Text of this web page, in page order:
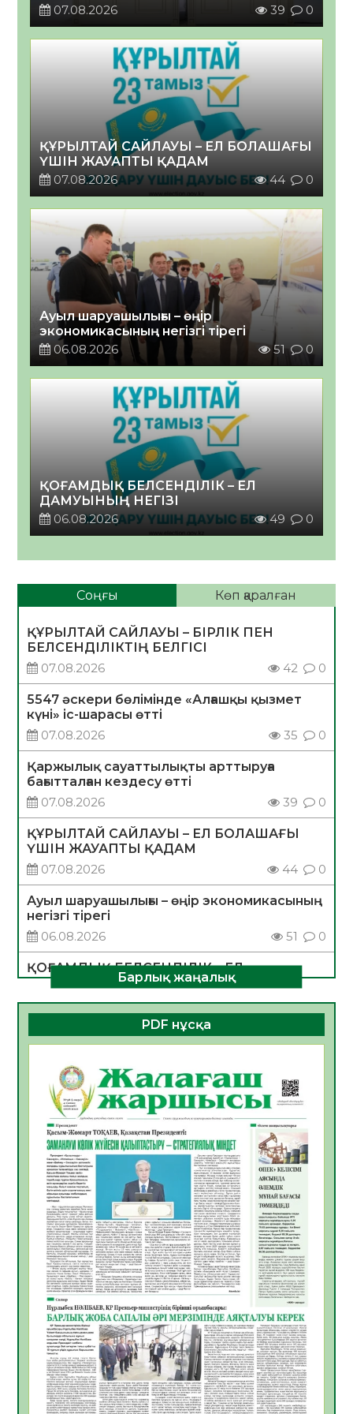
07.08.2026 39 0
ҚҰРЫЛТАЙ САЙЛАУЫ – ЕЛ БОЛАШАҒЫ
ҮШІН ЖАУАПТЫ ҚАДАМ
07.08.2026
44 0
Ауыл шаруашылығы – өңір
экономикасының негізгі тірегі
06.08.2026
51 0
ҚОҒАМДЫҚ БЕЛСЕНДІЛІК – ЕЛ
ДАМУЫНЫҢ НЕГІЗІ
06.08.2026
49 0
Соңғы Көп қаралған
ҚҰРЫЛТАЙ САЙЛАУЫ – БІРЛІК ПЕН
БЕЛСЕНДІЛІКТІҢ БЕЛГІСІ
07.08.2026
42 0
5547 әскери бөлімінде «Алғашқы қызмет
күні» іс-шарасы өтті
07.08.2026
35 0
Қаржылық сауаттылықты арттыруға
бағытталған кездесу өтті
07.08.2026
39 0
ҚҰРЫЛТАЙ САЙЛАУЫ – ЕЛ БОЛАШАҒЫ
ҮШІН ЖАУАПТЫ ҚАДАМ
07.08.2026
44 0
Ауыл шаруашылығы – өңір экономикасының
негізгі тірегі
06.08.2026
51 0
ҚОҒАМДЫҚ БЕЛСЕНДІЛІК – ЕЛ
ДАМУЫНЫҢ НЕГІЗІ
06.08.2026
49 0
ҚҰРЫЛТАЙ САЙЛАУЫ – БОЛАШАҚҚА
06.08.2026
Инфекциялық ауруларға қарсы иммундау
жұмыстарының тиімділігі
06.08.2026
53
Көкжөтел ауруы туралы
06.08.2026
51
АПВ вакцинасы туралы мәлімет
06.08.2026
49
Open Air: Қызылорда облысы полиция
департаменті 20 мыңнан астам
көрерменнің қауіпсіздігін қамтамасыз етті
06.08.2026
62
ҚЫЗЫЛОРДАДА «САНАЛЫ ҰРПАҚ –
ЖАРҚЫН БОЛАШАҚ» АТТЫ КЕҢЕЙТІЛГЕН
МӘЖІЛІС ӨТТІ
05.08.2026
63
Барлық жаңалық
PDF нұсқа